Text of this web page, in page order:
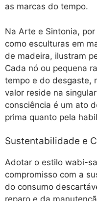
as marcas do tempo.
Na Arte e Sintonia,
como esculturas em
de madeira, ilustram
Cada nó ou pequena
tempo e do desgaste,
valor reside na
consciência é um ato
prima quanto pela
Sustentabilidade e
Adotar o estilo wabi-
compromisso com a
do consumo